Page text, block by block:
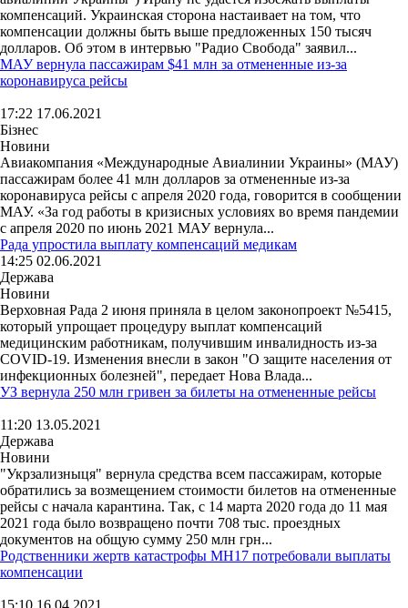
компенсаций. Украинская сторона настаивает на том, что
компенсации должны быть выше предложенных 150 тысяч
долларов. Об этом в интервью "Радио Свобода" заявил...
МАУ вернула пассажирам $41 млн за отмененные из-за
коронавируса рейсы
17:22 17.06.2021
Бізнес
Новини
Авиакомпания «Международные Авиалинии Украины» (МАУ)
пассажирам более 41 млн долларов за отмененные из-за
коронавируса рейсы с апреля 2020 года, говорится в сообщении
МАУ. «За год работы в кризисных условиях во время пандемии
с апреля 2020 по июнь 2021 МАУ вернула...
Рада упростила выплату компенсаций медикам
14:25 02.06.2021
Держава
Новини
Верховная Рада 2 июня приняла в целом законопроект №5415,
который упрощает процедуру выплат компенсаций
медицинским работникам, получившим инвалидность из-за
COVID-19. Изменения внесли в закон "О защите населения от
инфекционных болезней", передает Нова Влада...
УЗ вернула 250 млн гривен за билеты на отмененные рейсы
11:20 13.05.2021
Держава
Новини
"Укрзализныця" вернула средства всем пассажирам, которые
обратились за возмещением стоимости билетов на отмененные
рейсы с начала карантина. Так, с 14 марта 2020 года до 11 мая
2021 года было возвращено почти 708 тыс. проездных
документов на общую сумму 250 млн грн...
Родственники жертв катастрофы MH17 потребовали выплаты
компенсации
15:10 16.04.2021